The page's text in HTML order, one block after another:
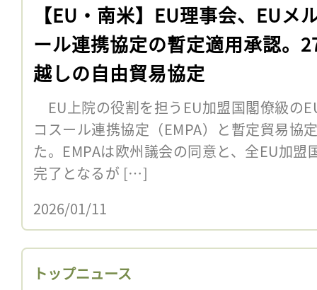
【EU・南米】EU理事会、EUメ
ール連携協定の暫定適用承認。
越しの自由貿易協定
EU上院の役割を担うEU加盟国閣僚級の
コスール連携協定（EMPA）と暫定貿易協
た。EMPAは欧州議会の同意と、全EU加
完了となるが […]
2026/01/11
トップニュース